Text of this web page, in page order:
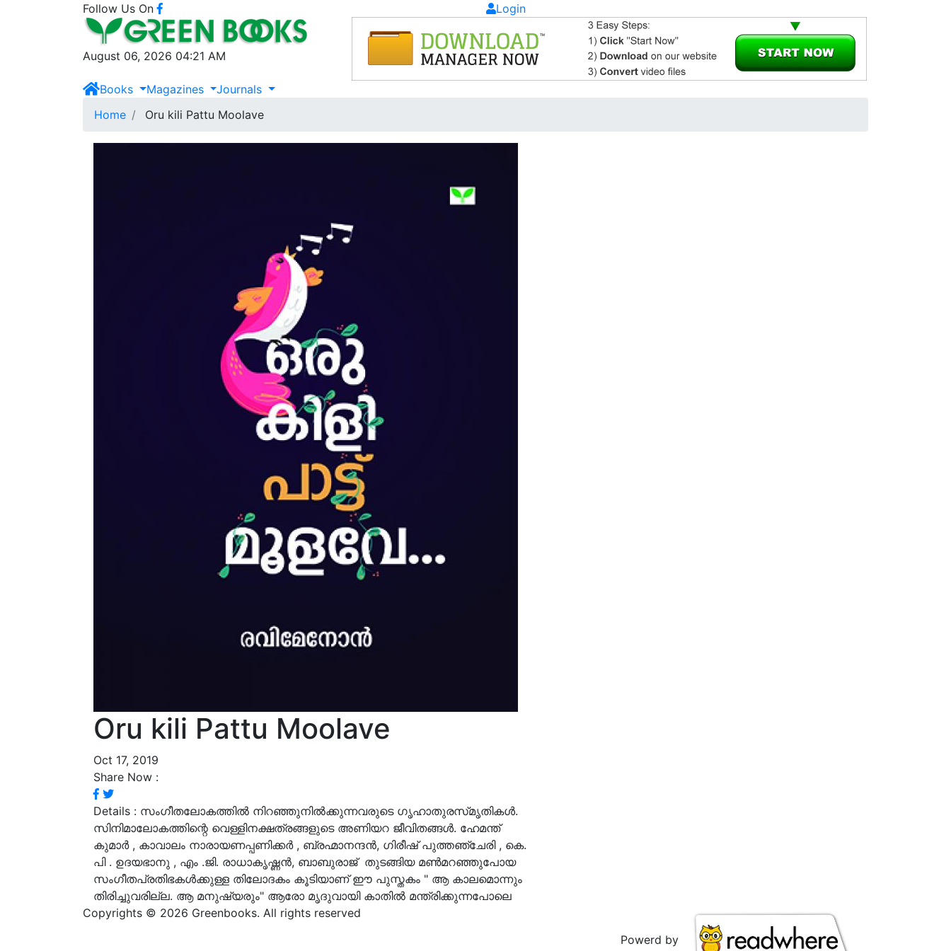
Follow Us On Login
August 06, 2026 04:21 AM
Books Magazines
Journals
Home
Oru kili Pattu Moolave
Oru kili Pattu Moolave
Oct 17, 2019
Share Now :
Details : സംഗീതലോകത്തിൽ നിറഞ്ഞുനിൽക്കുന്നവരുടെ ഗൃഹാതുരസ്‌മൃതികൾ.
സിനിമാലോകത്തിന്റെ വെള്ളിനക്ഷത്രങ്ങളുടെ അണിയറ ജീവിതങ്ങൾ. ഹേമന്ത്
കുമാർ , കാവാലം നാരായണപ്പണിക്കർ , ബ്രഹ്മാനന്ദൻ, ഗിരീഷ് പുത്തഞ്ചേരി , കെ.
പി . ഉദയഭാനു , എം .ജി. രാധാകൃഷ്ണൻ, ബാബുരാജ് തുടങ്ങിയ മൺമറഞ്ഞുപോയ
സംഗീതപ്രതിഭകൾക്കുള്ള തിലോദകം കൂടിയാണ് ഈ പുസ്തകം " ആ കാലമൊന്നും
തിരിച്ചുവരില്ല. ആ മനുഷ്യരും" ആരോ മൃദുവായി കാതിൽ മന്ത്രിക്കുന്നപോലെ
Copyrights © 2026 Greenbooks. All rights reserved
Powerd by